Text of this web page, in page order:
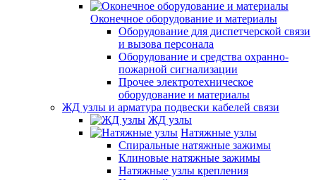
Оконечное оборудование и материалы
Оборудование для диспетчерской связи
и вызова персонала
Оборудование и средства охранно-
пожарной сигнализации
Прочее электротехническое
оборудование и материалы
ЖД узлы и арматура подвески кабелей связи
ЖД узлы
Натяжные узлы
Спиральные натяжные зажимы
Клиновые натяжные зажимы
Натяжные узлы крепления